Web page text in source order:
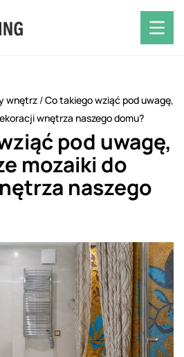
wnętrz /Co takiego wziąć pod uwagę,
wnętrza naszego domu?
pod uwagę,
mozaiki do
naszego